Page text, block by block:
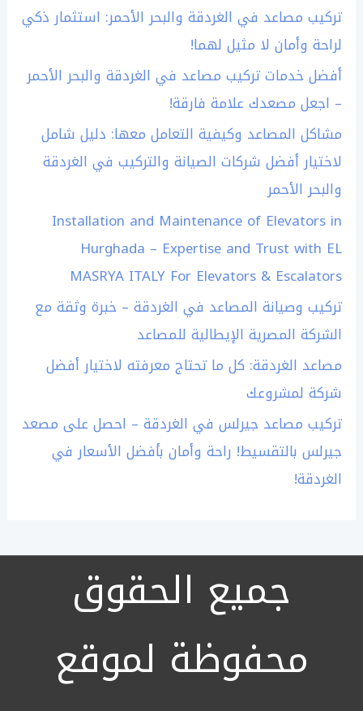
تركيب مصاعد في الغردقة والبحر الأحمر: استثمار ذكي
لراحة وأمان لا مثيل لهما!
أفضل خدمات تركيب مصاعد في الغردقة والبحر الأحمر
– اجعل مصعدك علامة فارقة!
مشاكل المصاعد وكيفية التعامل معها: دليل شامل
لاختيار أفضل شركات الصيانة والتركيب في الغردقة
والبحر الأحمر
Installation and Maintenance of Elevators in
Hurghada – Expertise and Trust with EL
MASRYA ITALY For Elevators & Escalators
تركيب وصيانة المصاعد في الغردقة – خبرة وثقة مع
الشركة المصرية الإيطالية للمصاعد
مصاعد الغردقة: كل ما تحتاج معرفته لاختيار أفضل
شركة لمشروعك
تركيب مصاعد جيرلس في الغردقة – احصل على مصعد
جيرلس بالتقسيط! راحة وأمان بأفضل الأسعار في
الغردقة!
جميع الحقوق
محفوظة لموقع